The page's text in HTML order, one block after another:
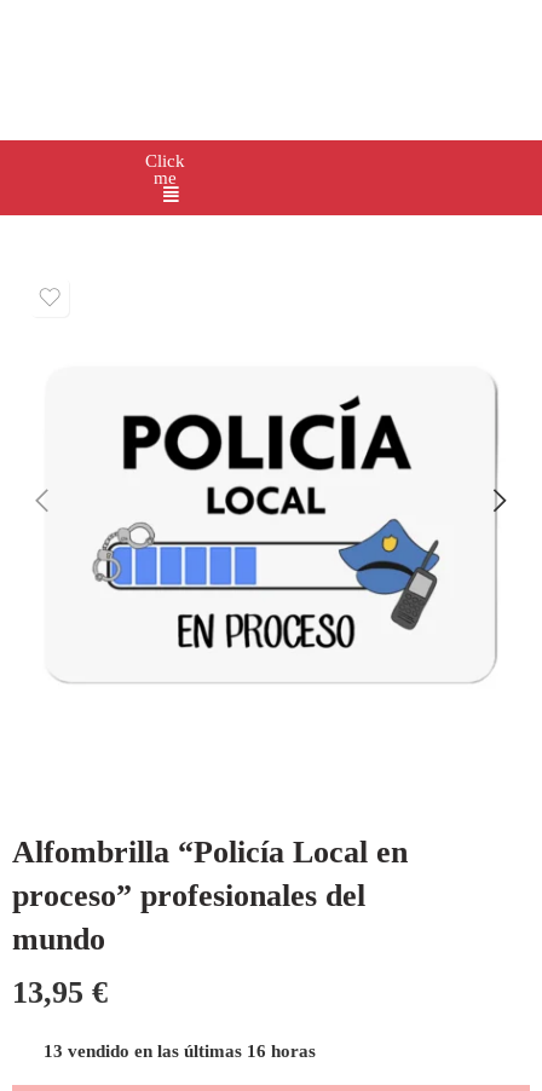
Click
me
Alfombrilla “Policía Local en
proceso” profesionales del
mundo
13,95 €
13 vendido en las últimas 16 horas